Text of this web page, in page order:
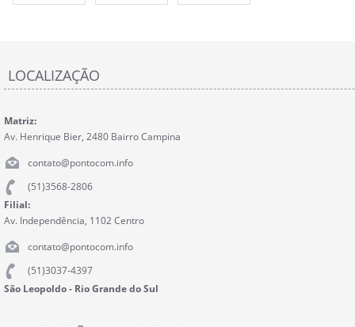
LOCALIZAÇÃO
Matriz:
Av. Henrique Bier, 2480 Bairro Campina
contato@pontocom.info
(51)3568-2806
Filial:
Av. Independência, 1102 Centro
contato@pontocom.info
(51)3037-4397
São Leopoldo - Rio Grande do Sul